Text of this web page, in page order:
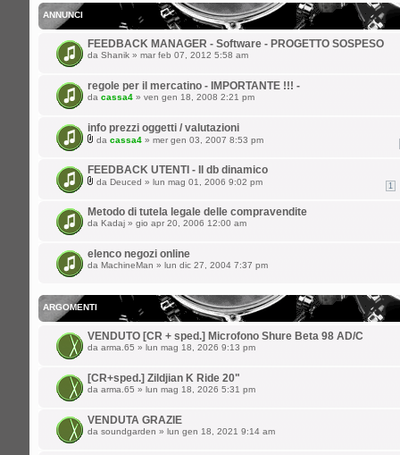
ANNUNCI
FEEDBACK MANAGER - Software - PROGETTO SOSPESO
da Shanik » mar feb 07, 2012 5:58 am
regole per il mercatino - IMPORTANTE !!! -
da cassa4 » ven gen 18, 2008 2:21 pm
info prezzi oggetti / valutazioni
da cassa4 » mer gen 03, 2007 8:53 pm
FEEDBACK UTENTI - Il db dinamico
1
da Deuced » lun mag 01, 2006 9:02 pm
Metodo di tutela legale delle compravendite
da Kadaj » gio apr 20, 2006 12:00 am
elenco negozi online
da MachineMan » lun dic 27, 2004 7:37 pm
ARGOMENTI
VENDUTO [CR + sped.] Microfono Shure Beta 98 AD/C
da arma.65 » lun mag 18, 2026 9:13 pm
[CR+sped.] Zildjian K Ride 20"
da arma.65 » lun mag 18, 2026 5:31 pm
VENDUTA GRAZIE
da soundgarden » lun gen 18, 2021 9:14 am